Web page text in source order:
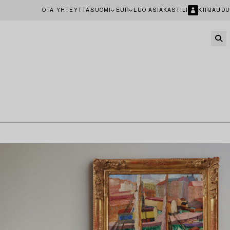
OTA YHTEYTTÄ SUOMI EUR LUO ASIAKASTILI KIRJAUDU